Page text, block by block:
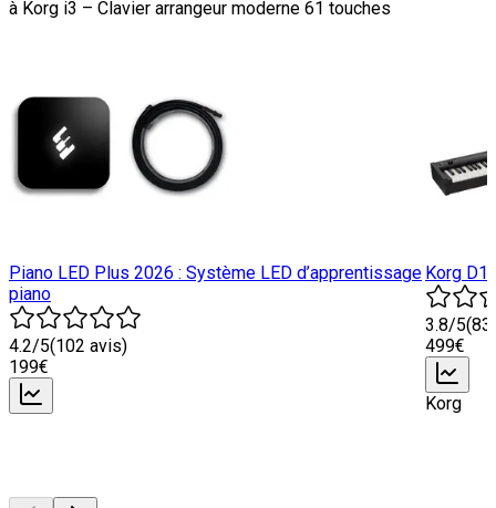
à Korg i3 – Clavier arrangeur moderne 61 touches
Piano LED Plus 2026 : Système LED d’apprentissage
piano
4.2/5(102 avis)
199€
Korg D1
3.8/5(83
499€
Korg